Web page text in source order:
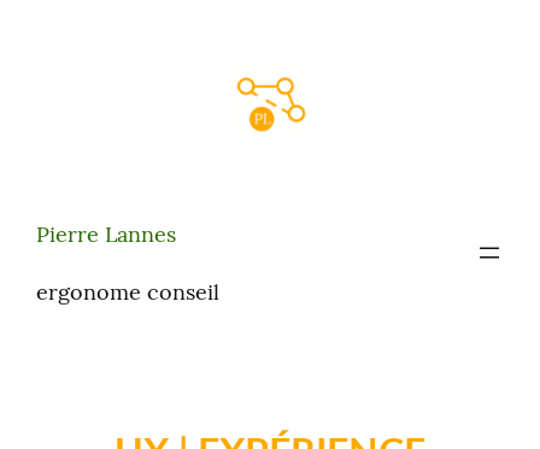
Pierre Lannes
ergonome conseil